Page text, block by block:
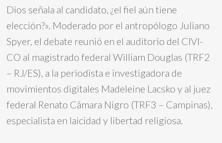
Dios señala al candidato, ¿el fiel aún tiene
elección?». Moderado por el antropólogo Juliano
Spyer, el debate reunió en el auditorio del CIVI-
CO al magistrado federal William Douglas (TRF2
– RJ/ES), a la periodista e investigadora de
movimientos digitales Madeleine Lacsko y al juez
federal Renato Câmara Nigro (TRF3 – Campinas),
especialista en laicidad y libertad religiosa.